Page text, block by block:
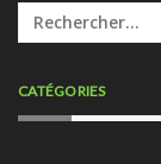
Rechercher :
CATÉGORIES